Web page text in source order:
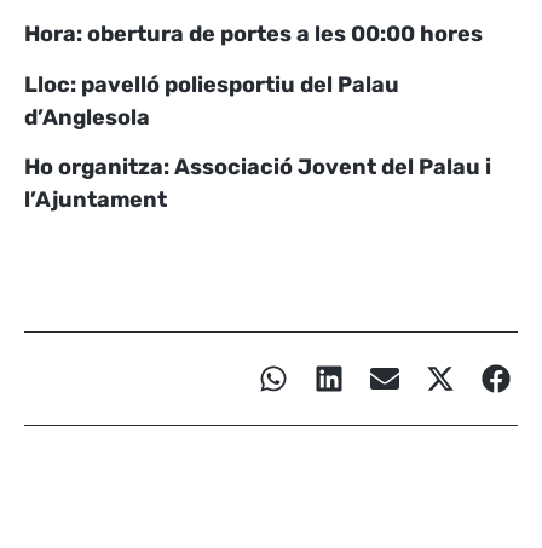
Hora: obertura de portes a les 00:00 hores
Lloc: pavelló poliesportiu del Palau
d’Anglesola
Ho organitza: Associació Jovent del Palau i
l’Ajuntament